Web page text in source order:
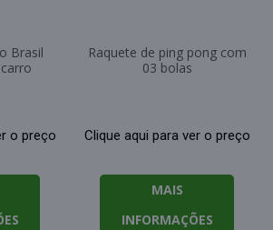
Brasil
o preço
Raquete de ping pong com
03 bolas
Clique aqui para ver o preço
MAIS
INFORMAÇÕES